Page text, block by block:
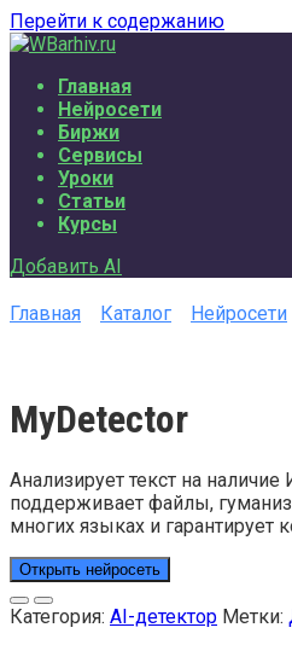
Перейти к содержанию
Главная
Нейросети
Биржи
Сервисы
Уроки
Статьи
Курсы
Добавить AI
Главная Каталог Нейросети
MyDetector
Анализирует текст на наличие
поддерживает файлы,
многих языках и гарантирует
Открыть нейросеть
Категория: AI-детектор Метки: